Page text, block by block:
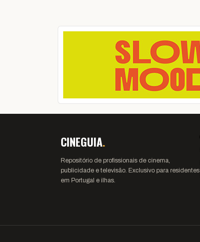
CINEGUIA.
Repositório de profissionais de cinema,
publicidade e televisão. Exclusivo para residentes
em Portugal e ilhas.